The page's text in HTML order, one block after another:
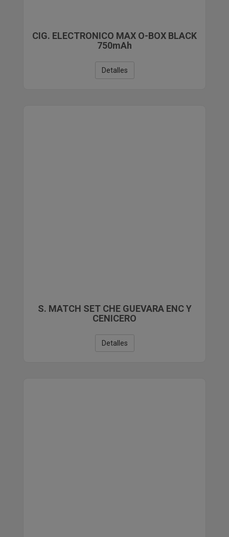
CIG. ELECTRONICO MAX O-BOX BLACK
750mAh
Detalles
S. MATCH SET CHE GUEVARA ENC Y
CENICERO
Detalles